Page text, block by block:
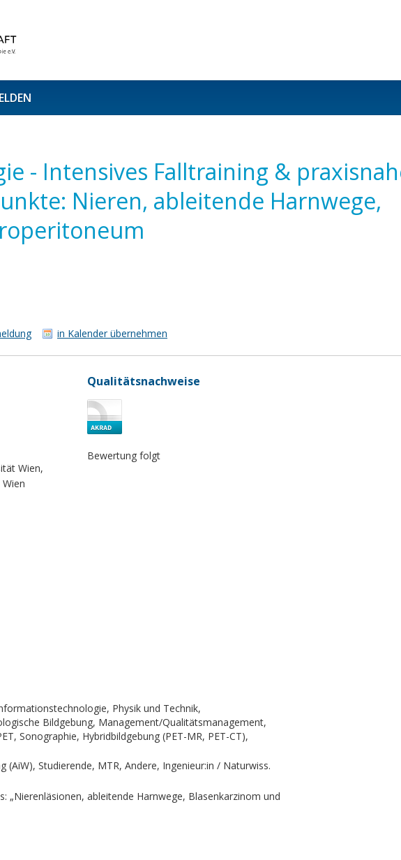
- Intensives Falltraining &
Nieren, ableitende Harnwege,
in Kalender übernehmen
Wien,
Qualitätsnachweise
Bewertung folgt
Physik und Technik,
Bildgebung, Management/Qualitätsmanagement,
Sonographie, Hybridbildgebung (PET-MR, PET-CT),
(AiW), Studierende, MTR, Andere, Ingenieur:in / Naturwiss.
„Nierenläsionen, ableitende Harnwege, Blasenkarzinom und